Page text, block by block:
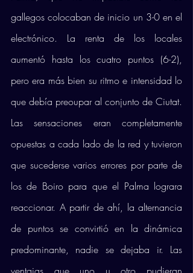
gallegos colocaban de inicio un 3-0 en el
electrónico. La renta de los locales
aumentó hasta los cuatro puntos (6-2),
pero era más bien su ritmo e intensidad lo
que debía preoupar al conjunto de Ciutat.
Las sensaciones eran completamente
opuestas a cada lado de la red y tuvieron
que sucederse varios errores por parte de
los de Boiro para que el Palma lograra
reaccionar. A partir de ahí, la alternancia
de puntos se convirtió en la dinámica
predominante, nadie se dejaba ir. Las